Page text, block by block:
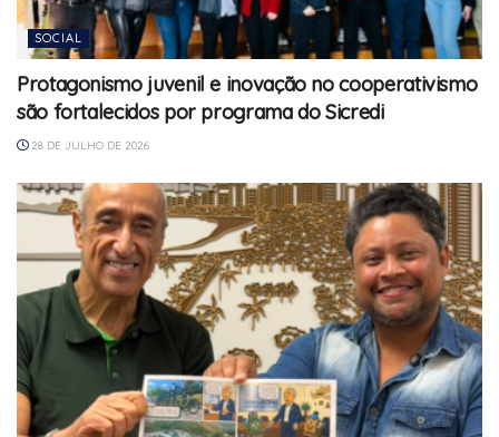
SOCIAL
Protagonismo juvenil e inovação no cooperativismo
são fortalecidos por programa do Sicredi
28 DE JULHO DE 2026